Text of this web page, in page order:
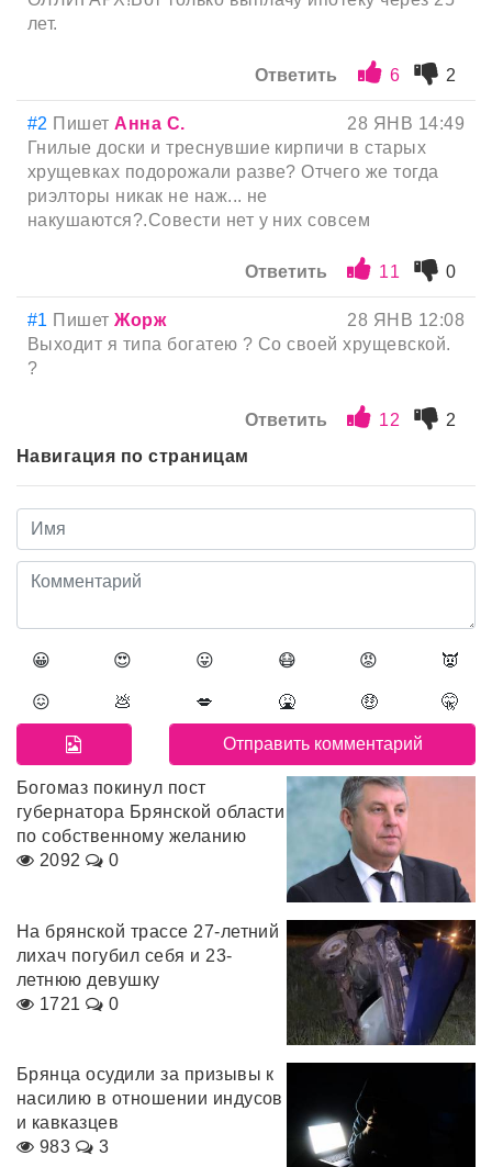
лет.
Ответить 6 2
#2 Пишет Анна С.
28 ЯНВ 14:49
Гнилые доски и треснувшие кирпичи в старых
хрущевках подорожали разве? Отчего же тогда
риэлторы никак не наж... не
накушаются?.Совести нет у них совсем
Ответить 11 0
#1 ПишетЖорж
28 ЯНВ 12:08
Выходит я типа богатею ? Со своей хрущевской.
?
Ответить 12
2
Навигация по страницам
😀 😍 😛 😷 😡 👿
😖 💩 💋 🤮 🤑 🤫
Богомаз покинул пост
губернатора Брянской области
по собственному желанию
2092
0
На брянской трассе 27-летний
лихач погубил себя и 23-
летнюю девушку
1721
0
Брянца осудили за призывы к
насилию в отношении индусов
и кавказцев
983
3